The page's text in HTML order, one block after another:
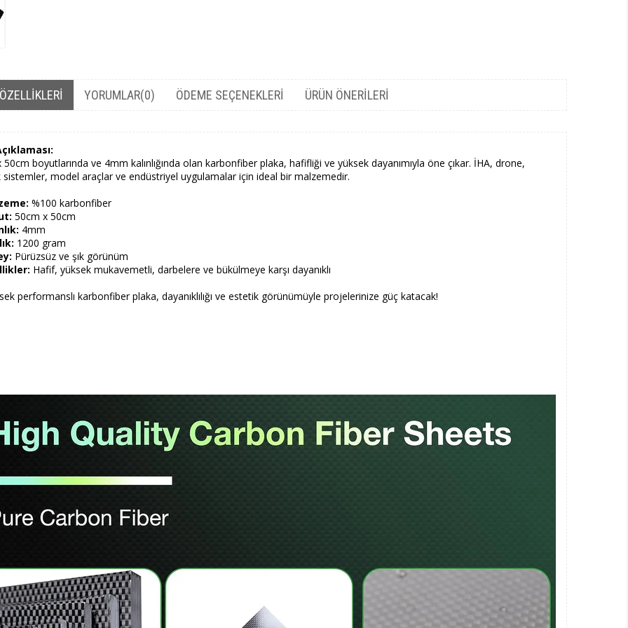
YORUMLAR(0) ÖDEME SEÇENEKLERI ÜRÜN ÖNERILERI
boyutlarında ve 4mm kalınlığında olan karbonfiber plaka, hafifliği ve yüksek dayanımıyla öne çıkar. İHA, drone,
model araçlar ve endüstriyel uygulamalar için ideal bir malzemedir.
%100 karbonfiber
50cm x 50cm
4mm
1200 gram
Pürüzsüz ve şık görünüm
Hafif, yüksek mukavemetli, darbelere ve bükülmeye karşı dayanıklı
performanslı karbonfiber plaka, dayanıklılığı ve estetik görünümüyle projelerinize güç katacak!